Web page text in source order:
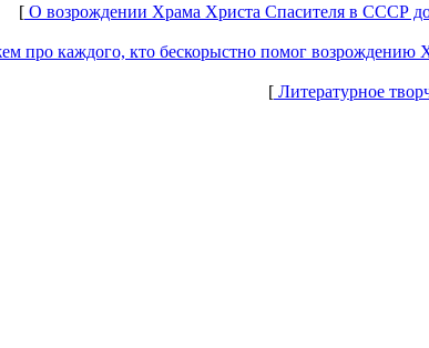
[ О возрождении Храма Христа Спасителя в СССР до
про каждого, кто бескорыстно помог возрождению
[ Литературное